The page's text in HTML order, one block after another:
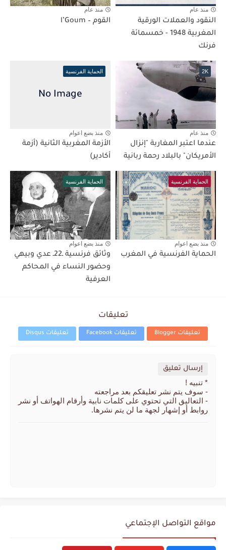
منذ عام
النقود والعملات الورقية
المغربية 1948 - خمسمائة
فرنك
منذ عام
القوم – l’Goum
2K
منذ عام
عندما اعتبر المغاربة "إنزال
الأمريكان" بالبلاد رحمة ربانية
الحماية الفرنسية
منذ بضع اعوام
الأزمة المغربية الثانية (أزمة
أكادير)
الحماية الفرنسية
منذ بضع اعوام
الحماية الفرنسية في المغرب
الحماية الفرنسية
منذ بضع اعوام
وثائق فرنسية ـ22ـ عدي وبيهي
وحضور النساء في المحاكم
العرفية
تعليقات
تعليقات Blogger تعليقات Facebook تعليقات Disqus
إرسال تعليق
* تنبيه !
- سوف يتم نشر تعليقكم بعد مراجعته
- التعاليق التي تحتوي على كلمات نابية وأرقام الهواتف أو نشر
روابط أو إشهار لجهة ما لن يتم نشرها.
مواقع التواصل الإجتماعي